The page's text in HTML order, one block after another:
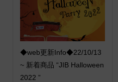
◆web更新Info◆22/10/13
~ 新着商品 “JIB Halloween
2022 ”